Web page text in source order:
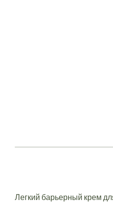
Легкий барьерный крем